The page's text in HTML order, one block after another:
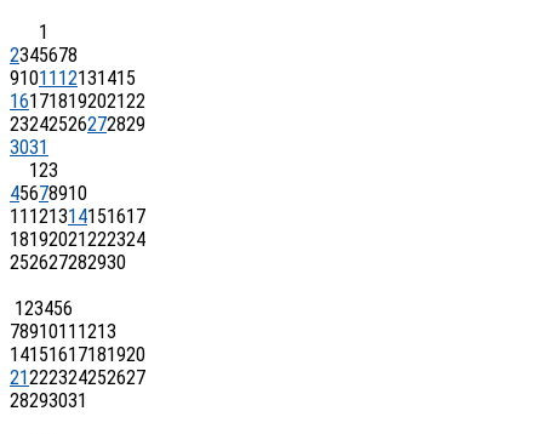
1
2345678
91011 12131415
16171819202122
23242526272829
3031
123
45678910
11 121314151617
18192021222324
252627282930
123456
7891011 1213
14151617181920
21222324252627
28293031